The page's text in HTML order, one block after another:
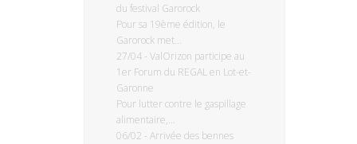
du festival Garorock
Pour sa 19ème édition, le
Garorock met...
27/04 - ValOrizon participe au
1er Forum du REGAL en Lot-et-
Garonne
Pour lutter contre le gaspillage
alimentaire,...
06/02 - Arrivée des bennes